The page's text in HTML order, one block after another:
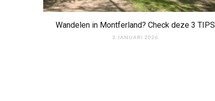
Wandelen in Montferland? Check deze 3 TIPS
3 JANUARI 2026